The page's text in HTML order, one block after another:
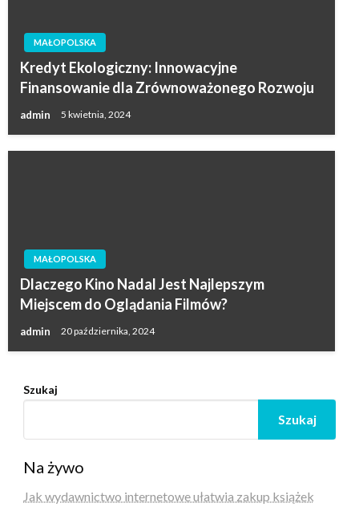
MAŁOPOLSKA
Kredyt Ekologiczny: Innowacyjne
Finansowanie dla Zrównoważonego Rozwoju
admin 5 kwietnia, 2024
MAŁOPOLSKA
Dlaczego Kino Nadal Jest Najlepszym
Miejscem do Oglądania Filmów?
admin 20 października, 2024
Szukaj
Szukaj
Na żywo
Jak wydawnictwo internetowe ułatwia zakup książek